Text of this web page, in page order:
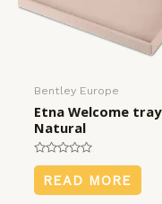
Bentley Europe
Etna Welcome tray
Natural
Rated
out
of
READ MORE